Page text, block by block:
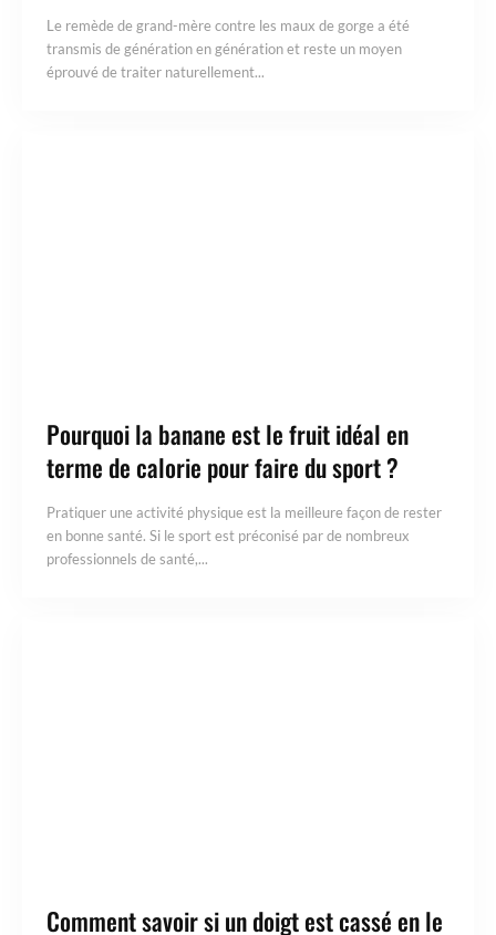
Le remède de grand-mère contre les maux de gorge a été
transmis de génération en génération et reste un moyen
éprouvé de traiter naturellement...
Pourquoi la banane est le fruit idéal en
terme de calorie pour faire du sport ?
Pratiquer une activité physique est la meilleure façon de rester
en bonne santé. Si le sport est préconisé par de nombreux
professionnels de santé,...
Comment savoir si un doigt est cassé en le